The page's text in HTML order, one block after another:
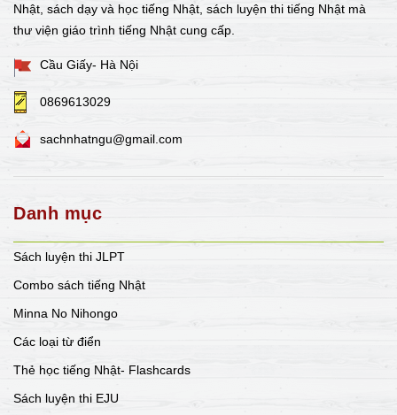
Nhật, sách dạy và học tiếng Nhật, sách luyện thi tiếng Nhật mà
thư viện giáo trình tiếng Nhật cung cấp.
Cầu Giấy- Hà Nội
0869613029
sachnhatngu@gmail.com
Danh mục
Sách luyện thi JLPT
Combo sách tiếng Nhật
Minna No Nihongo
Các loại từ điển
Thẻ học tiếng Nhật- Flashcards
Sách luyện thi EJU